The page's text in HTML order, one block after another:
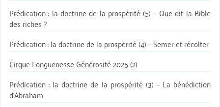
Prédication : la doctrine de la prospérité (5) – Que dit la Bible
des riches ?
Prédication : la doctrine de la prospérité (4) – Semer et récolter
Cirque Longuenesse Générosité 2025 (2)
Prédication : la doctrine de la prospérité (3) – La bénédiction
d’Abraham